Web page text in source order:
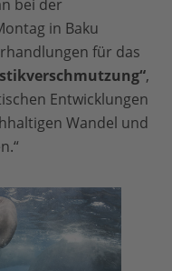
bei der
in Baku
für das
,
Entwicklungen
Wandel und